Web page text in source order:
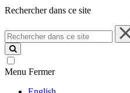
Rechercher dans ce site
Rechercher
dans
ce
site
Menu Fermer